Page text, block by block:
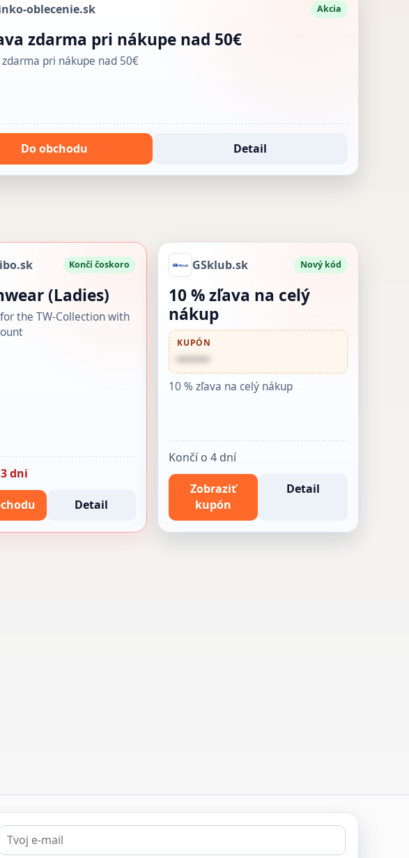
oblecenie.sk Akcia
zdarma pri nákupe nad 50€
pri nákupe nad 50€
Do obchodu Detail
Končí čoskoro
(Ladies)
the TW-Collection with
dni
Detail
GSklub.sk Nový kód
10 % zľava na celý
nákup
KUPÓN
••••••
10 % zľava na celý nákup
Končí o 4 dní
Zobraziť
kupón
Detail